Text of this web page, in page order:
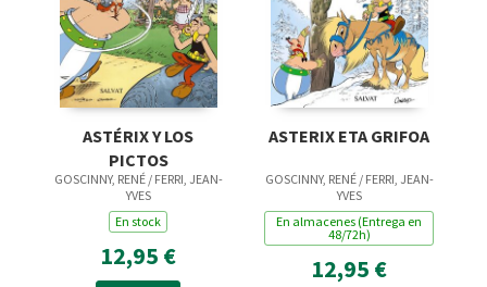
ASTÉRIX Y LOS
PICTOS
GOSCINNY, RENÉ / FERRI, JEAN-
YVES
En stock
12,95 €
ASTERIX ETA GRIFOA
GOSCINNY, RENÉ / FERRI, JEAN-
YVES
En almacenes (Entrega en
48/72h)
12,95 €